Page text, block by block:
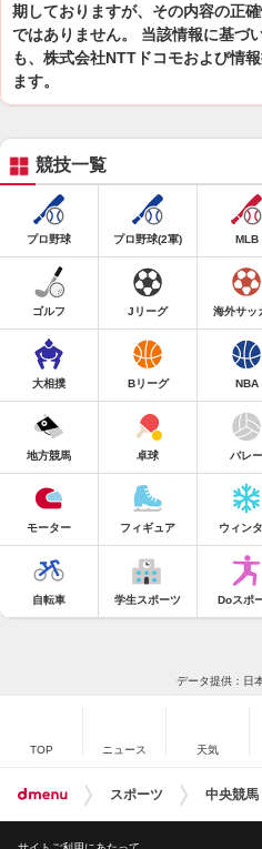
期しておりますが、その内容の正
ではありません。 当該情報に基づ
も、株式会社NTTドコモおよび情
ます。
競技一覧
プロ野球 プロ野球(2軍) MLB
ゴルフ Jリーグ 海外サッ
大相撲 Bリーグ NBA
地方競馬 卓球 バレー
モーター フィギュア ウィン
自転車 学生スポーツ Doスポ
データ提供：日
TOP ニュース 天気
スポーツ 中央競馬